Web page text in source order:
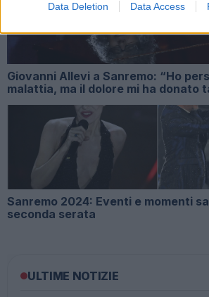
Data Deletion Data Access
Giovanni Allevi a Sanremo: “Ho
malattia, ma il dolore mi ha donato
Sanremo 2024: Eventi e momenti
seconda serata
ULTIME NOTIZIE